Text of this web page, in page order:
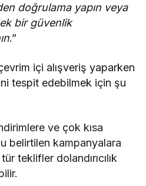
doğrulama yapın veya
bir güvenlik
.”
içi alışveriş yaparken
tespit edebilmek için şu
ve çok kısa
belirtilen kampanyalara
teklifler dolandırıcılık